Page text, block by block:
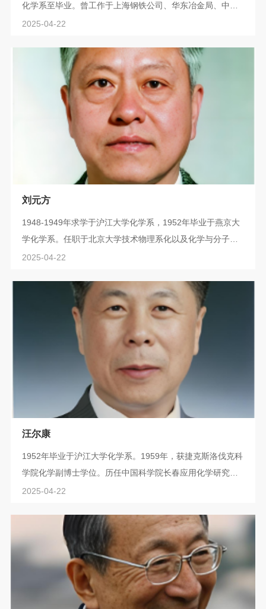
化学系至毕业。曾工作于上海钢铁公司、华东冶金局、中国
科学院上海有机化学研究所。担任上海有机化学研究所学术
委员会委员，元素有机化学国家实验室学术委员会主任等职
务。戴立信先后担任中国化学会常务理事、副秘书长，上海
市化学化工学会常务理事、副理事长，世界华人有机化学家
会议国际组委会委员。入选英国皇家化学...
2025-04-22
刘元方
1948-1949年求学于沪江大学化学系，1952年毕业于燕京大
学化学系。任职于北京大学技术物理系化以及化学与分子工
程学院。历任中国科学院化学学部副主任、中国核学会和中
高放射性废物处置专家组副组长、国际纯粹与应用化学联合
会（IUPAC）的放射化学与核技术委员会主席、国际《放射
化学学报》顾问编委，入选英国皇家化学会会士。兼任上海
大学纳米化学与生物学研究所所长等职。刘...
2025-04-22
汪尔康
1952年毕业于沪江大学化学系。1959年，获捷克斯洛伐克科
学院化学副博士学位。历任中国科学院长春应用化学研究所
助理研究员、研究室主任、研究员、所长等。先后被聘任为
授、日本京都大学客座教授、香港科技大学客座教授。担任
国际纯粹化学与应用化学联合会(IUPAC)电分析化学委员会委
员，国务院学位委员会学科评议组成员、召集人。由于在电
分析化学方面的成就，1997年获“世界知识...
2025-04-22